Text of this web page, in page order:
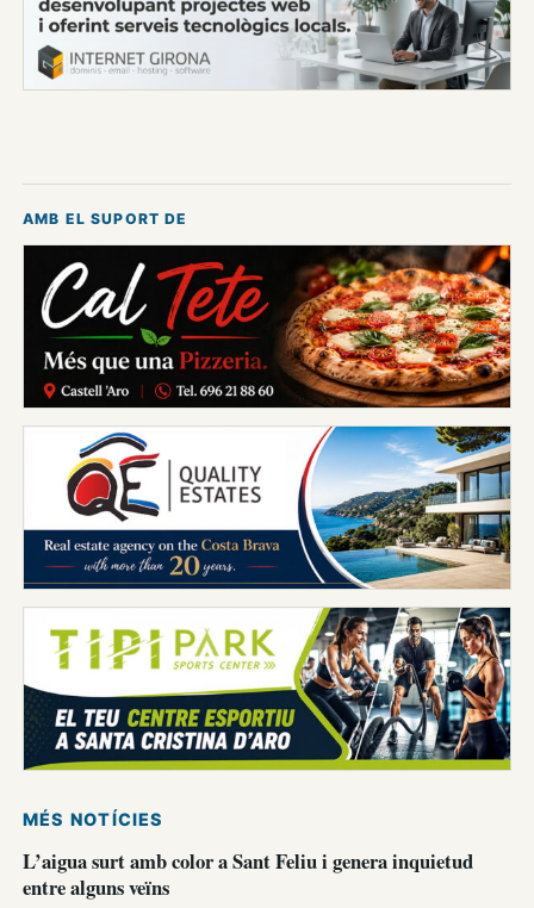
AMB EL SUPORT DE
MÉS NOTÍCIES
L’aigua surt amb color a Sant Feliu i genera inquietud
entre alguns veïns